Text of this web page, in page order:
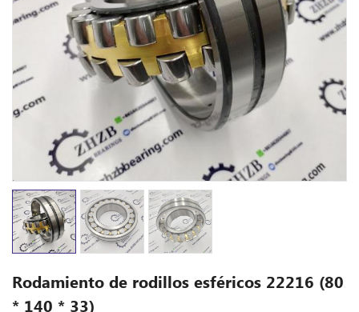
Rodamiento de rodillos esféricos 22216 (80
* 140 * 33)